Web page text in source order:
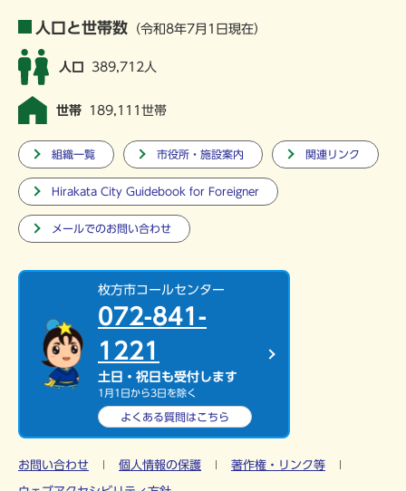
人口と世帯数 （令和8年7月1日現在）
人口 389,712人
世帯 189,111世帯
組織一覧 市役所・施設案内 関連リンク
Hirakata City Guidebook for Foreigner
メールでのお問い合わせ
枚方市コールセンター
072-841-
1221
土日・祝日も受付します
1月1日から3日を除く
よくある質問はこちら
お問い合わせ 個人情報の保護 著作権・リンク等